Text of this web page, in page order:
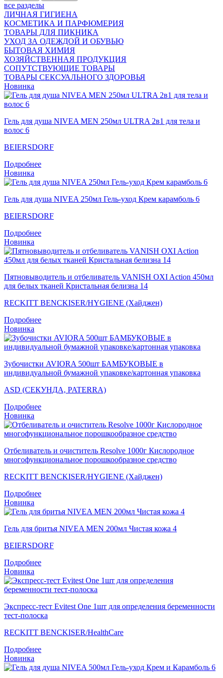
все разделы
ЛИЧНАЯ ГИГИЕНА
КОСМЕТИКА И ПАРФЮМЕРИЯ
ТОВАРЫ ДЛЯ ПИКНИКА
УХОД ЗА ОДЕЖДОЙ И ОБУВЬЮ
БЫТОВАЯ ХИМИЯ
ХОЗЯЙСТВЕННАЯ ПРОДУКЦИЯ
СОПУТСТВУЮЩИЕ ТОВАРЫ
ТОВАРЫ СЕКСУАЛЬНОГО ЗДОРОВЬЯ
Новинка
Гель для душа NIVEA MEN 250мл ULTRA 2в1 для тела и
волос 6
BEIERSDORF
Подробнее
Новинка
Гель для душа NIVEA 250мл Гель-уход Крем карамболь 6
BEIERSDORF
Подробнее
Новинка
Пятновыводитель и отбеливатель VANISH OXI Action 450мл
для белых тканей Кристальная белизна 14
RECKITT BENCKISER/HYGIENE (Хайджен)
Подробнее
Новинка
Зубочистки AVIORA 500шт БАМБУКОВЫЕ в
индивидуальной бумажной упаковке/картонная упаковка
ASD (СЕКУНДА, PATERRA)
Подробнее
Новинка
Отбеливатель и очиститель Resolve 1000г Кислородное
многофункциональное порошкообразное средство
RECKITT BENCKISER/HYGIENE (Хайджен)
Подробнее
Новинка
Гель для бритья NIVEA MEN 200мл Чистая кожа 4
BEIERSDORF
Подробнее
Новинка
Экспресс-тест Evitest One 1шт для определения беременности
тест-полоска
RECKITT BENCKISER/НealthСare
Подробнее
Новинка